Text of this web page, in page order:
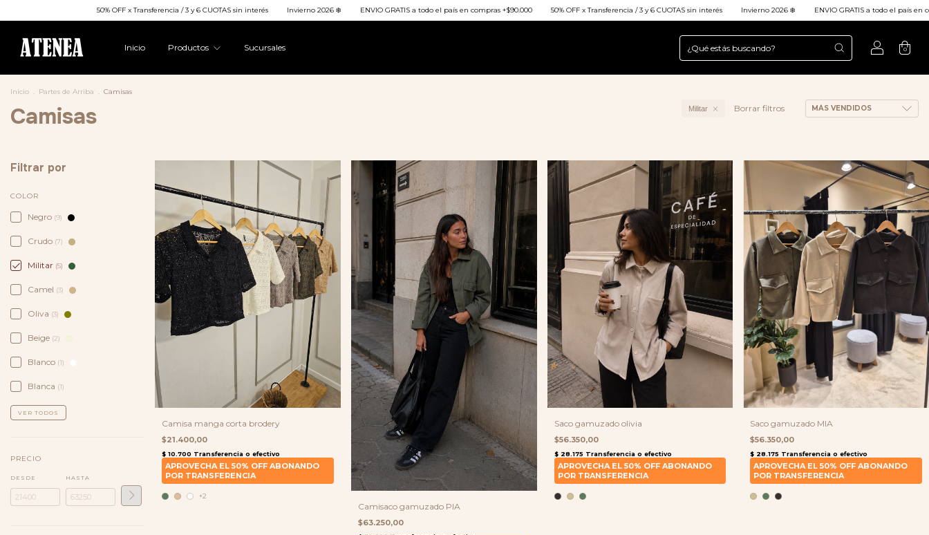
50% OFF x Transferencia / 3 y 6 CUOTAS sin interés Invierno 2026 ❄️ ENVIO GRATIS a todo el país en compras +$90.000 50% OFF x Transferencia / 3 y 6 CUOTAS sin interés Invierno 2026 ❄️ ENVIO GRATIS a todo el país en compras
Inicio Productos Sucursales 0
Inicio . Partes de Arriba . Camisas
Camisas Militar Borrar filtros
Filtrar por
COLOR
Negro (9)
Crudo (7)
Militar (5)
Camel (3)
Oliva (3)
Beige (2)
Blanco (1)
Blanca (1)
VER TODOS
PRECIO
DESDE HASTA
Camisa manga corta brodery
$21.400,00
+2
Camisaco gamuzado PIA
$63.250,00
Saco gamuzado olivia
$56.350,00
Saco gamuzado MIA
$56.350,00